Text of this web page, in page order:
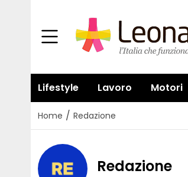
Lifestyle Lavoro Motori
Home / Redazione
Redazione